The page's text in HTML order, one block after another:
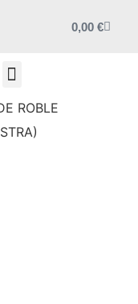
0,00 €
ROBLE